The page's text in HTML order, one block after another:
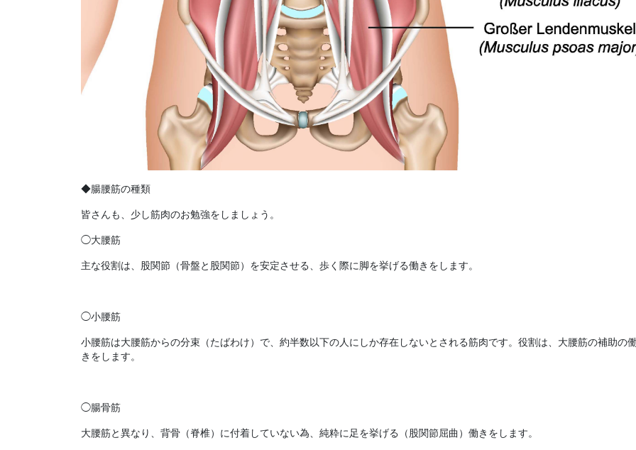
◆腸腰筋の種類
皆さんも、少し筋肉のお勉強をしましょう。
◯大腰筋
主な役割は、股関節（骨盤と股関節）を安定させる、歩く際に脚を挙げる働きをします。
◯小腰筋
小腰筋は大腰筋からの分束（たばわけ）で、約半数以下の人にしか存在しないとされる筋肉です。役割は、大腰筋の補助の
きをします。
◯腸骨筋
大腰筋と異なり、背骨（脊椎）に付着していない為、純粋に足を挙げる（股関節屈曲）働きをします。